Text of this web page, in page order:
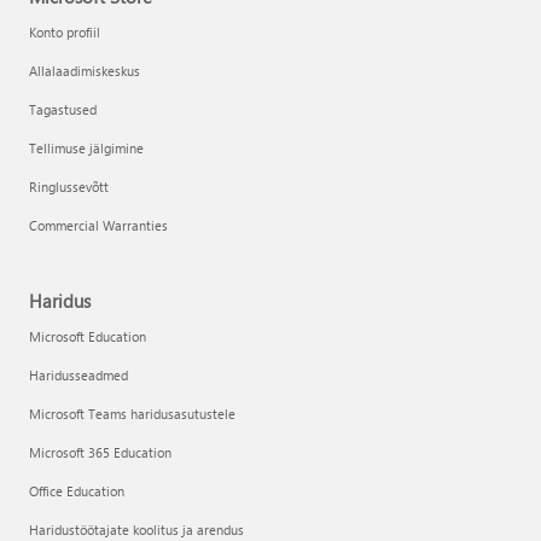
Konto profiil
Allalaadimiskeskus
Tagastused
Tellimuse jälgimine
Ringlussevõtt
Commercial Warranties
Haridus
Microsoft Education
Haridusseadmed
Microsoft Teams haridusasutustele
Microsoft 365 Education
Office Education
Haridustöötajate koolitus ja arendus